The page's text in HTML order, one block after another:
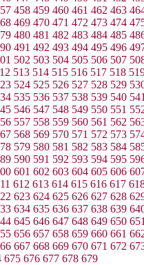
458 459 460 461 462 463
469 470 471 472 473 474
480 481 482 483 484 485
491 492 493 494 495 496
502 503 504 505 506 507
513 514 515 516 517 518
524 525 526 527 528 529
535 536 537 538 539 540
546 547 548 549 550 551
557 558 559 560 561 562
568 569 570 571 572 573
579 580 581 582 583 584
590 591 592 593 594 595
601 602 603 604 605 606
612 613 614 615 616 617
623 624 625 626 627 628
634 635 636 637 638 639
645 646 647 648 649 650
656 657 658 659 660 661
667 668 669 670 671 672
675 676 677 678 679